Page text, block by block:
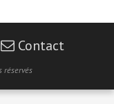
Contact
réservés